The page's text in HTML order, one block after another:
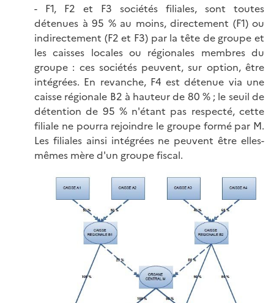
- F1, F2 et F3 sociétés filiales, sont toutes
détenues à 95 % au moins, directement (F1) ou
indirectement (F2 et F3) par la tête de groupe et
les caisses locales ou régionales membres du
groupe : ces sociétés peuvent, sur option, être
intégrées. En revanche, F4 est détenue via une
caisse régionale B2 à hauteur de 80 % ; le seuil de
détention de 95 % n'étant pas respecté, cette
filiale ne pourra rejoindre le groupe formé par M.
Les filiales ainsi intégrées ne peuvent être elles-
mêmes mère d'un groupe fiscal.